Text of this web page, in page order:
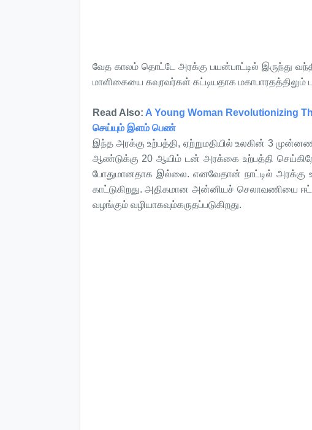
வேத காலம் தொட்டே அரக்கு பயன்பாட்டில் இருந்து
மாளிகையை கவுரவர்கள் கட்டியதாக மகாபாரதத்திலும்
Read Also: A Young Woman Revolutionizing
செய்யும் இளம் பெண்
இந்த அரக்கு உற்பத்தி, ஏற்றுமதியில் உலகின் 3
ஆண்டுக்கு 20 ஆயிம் டன் அரக்கை உற்பத்தி
போதுமானதாக இல்லை. எனவேதான் நாட்டில் அரக்கு
காட்டுகிறது. அதிகமான அன்னியச் செலாவணியை
வழங்கும் வழியாகவும்கருதப்படுகிறது.